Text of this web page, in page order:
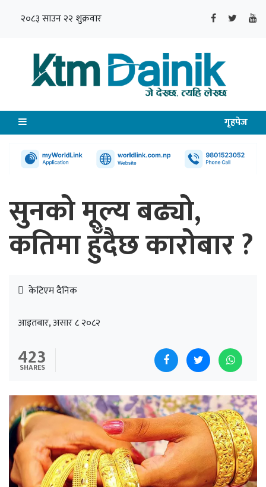
२०८३ साउन २२ शुक्रवार
गृहपेज
सुनको मूल्य बढ्यो,
कतिमा हुँदैछ कारोबार ?
केटिएम दैनिक
आइतबार, असार ८ २०८२
423
SHARES